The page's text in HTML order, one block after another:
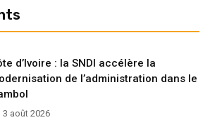
d’Ivoire : la SNDI accélère la
de l’administration dans le
3 août 2026